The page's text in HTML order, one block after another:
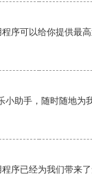
序可以给你提供最高
小助手，随时随地为
序已经为我们带来了